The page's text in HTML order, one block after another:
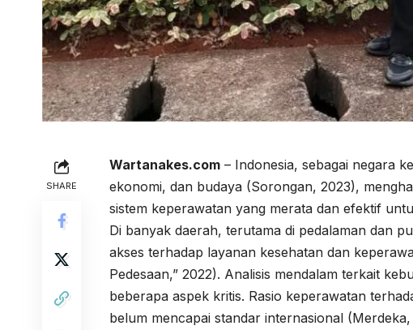
SHARE
Wartanakes.com – Indonesia, sebagai negara
ekonomi, dan budaya (Sorongan, 2023),
sistem keperawatan yang merata dan efektif
Di banyak daerah, terutama di pedalaman dan
akses terhadap layanan kesehatan dan
Pedesaan,” 2022). Analisis mendalam terkait
beberapa aspek kritis. Rasio keperawatan
belum mencapai standar internasional (Merdeka,